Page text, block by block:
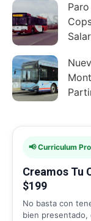
📢 Curriculum
Creamos Tu
$199
No basta con
bien presentado,